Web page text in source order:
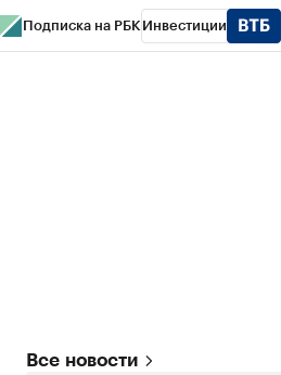
Подписка на РБК Инвестиции
Все новости